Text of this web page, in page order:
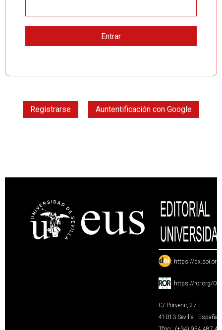
Registrarse Auntentificación con Google
: https://
: https://ror.org/
C/ Porvenir, 27
41013 Sevilla · España